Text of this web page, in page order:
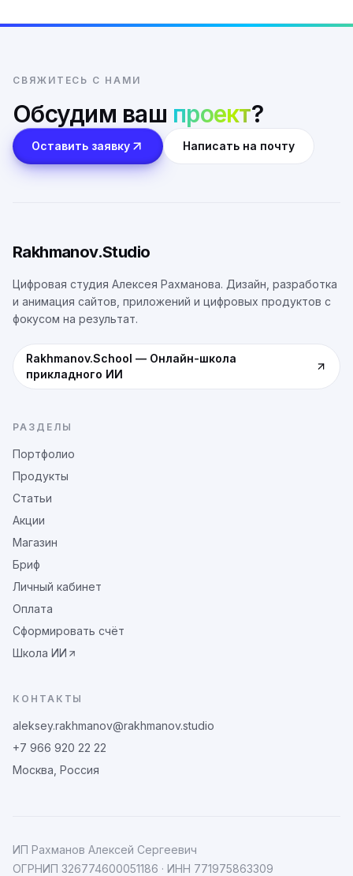
СВЯЖИТЕСЬ С НАМИ
Обсудим ваш проект?
Оставить заявку Написать на почту
Rakhmanov.Studio
Цифровая студия Алексея Рахманова. Дизайн, разработка
и анимация сайтов, приложений и цифровых продуктов с
фокусом на результат.
Rakhmanov.School — Онлайн-школа
прикладного ИИ
РАЗДЕЛЫ
Портфолио
Продукты
Статьи
Акции
Магазин
Бриф
Личный кабинет
Оплата
Сформировать счёт
Школа ИИ
КОНТАКТЫ
aleksey.rakhmanov@rakhmanov.studio
+7 966 920 22 22
Москва, Россия
ИП Рахманов Алексей Сергеевич
ОГРНИП 326774600051186 · ИНН 771975863309